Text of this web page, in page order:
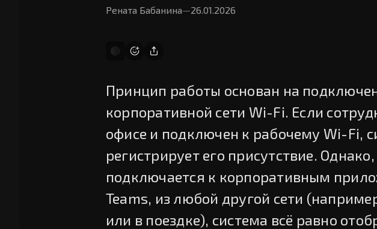
Рената Бабанина—26.01.2026
Принцип работы основан на
корпоративной сети Wi-Fi. Если
офисе и подключен к рабочему Wi-Fi,
регистрирует его присутствие.
подключается к корпоративным
Teams, из любой другой сети
или в поездке), система всё равно